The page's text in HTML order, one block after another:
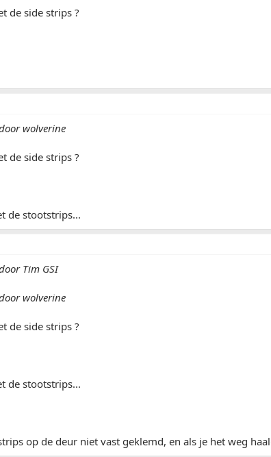
de side strips ?
wolverine
de side strips ?
de stootstrips...
Tim GSI
wolverine
de side strips ?
de stootstrips...
op de deur niet vast geklemd, en als je het weg